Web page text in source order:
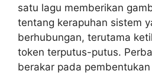
satu lagu memberikan
tentang kerapuhan sistem
berhubungan, terutama
token terputus-putus.
berakar pada